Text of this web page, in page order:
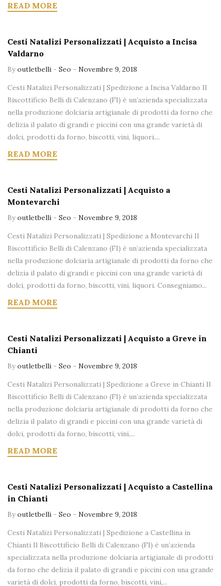
READ MORE
Cesti Natalizi Personalizzati | Acquisto a Incisa
Valdarno
Byoutletbelli - Seo - Novembre 9, 2018
Cesti Natalizi Personalizzati | Spedizione a Incisa Valdarno Il
Biscottificio Belli di Calenzano (FI) è un’azienda specializzata
nella produzione dolciaria artigianale di prodotti da forno che
delizia il palato di grandi e piccini con una grande varietà di
dolci, prodotti da forno, biscotti, vini, liquori....
READ MORE
Cesti Natalizi Personalizzati | Acquisto a
Montevarchi
Byoutletbelli - Seo - Novembre 9, 2018
Cesti Natalizi Personalizzati | Spedizione a Montevarchi Il
Biscottificio Belli di Calenzano (FI) è un’azienda specializzata
nella produzione dolciaria artigianale di prodotti da forno che
delizia il palato di grandi e piccini con una grande varietà di
dolci, prodotti da forno, biscotti, vini, liquori. Consegniamo...
READ MORE
Cesti Natalizi Personalizzati | Acquisto a Greve in
Chianti
Byoutletbelli - Seo - Novembre 9, 2018
Cesti Natalizi Personalizzati | Spedizione a Greve in Chianti Il
Biscottificio Belli di Calenzano (FI) è un’azienda specializzata
nella produzione dolciaria artigianale di prodotti da forno che
delizia il palato di grandi e piccini con una grande varietà di
dolci, prodotti da forno, biscotti, vini,...
READ MORE
Cesti Natalizi Personalizzati | Acquisto a Castellina
in Chianti
Byoutletbelli - Seo - Novembre 9, 2018
Cesti Natalizi Personalizzati | Spedizione a Castellina in
Chianti Il Biscottificio Belli di Calenzano (FI) è un’azienda
specializzata nella produzione dolciaria artigianale di prodotti
da forno che delizia il palato di grandi e piccini con una grande
varietà di dolci, prodotti da forno, biscotti, vini,...